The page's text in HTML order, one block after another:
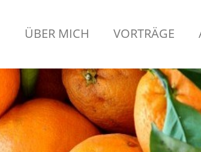
ÜBER MICH VORTRÄGE